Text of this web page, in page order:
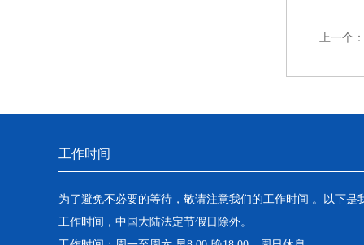
上一个：
工作时间
为了避免不必要的等待，敬请注意我们的工作时间 。以下是
工作时间，中国大陆法定节假日除外。